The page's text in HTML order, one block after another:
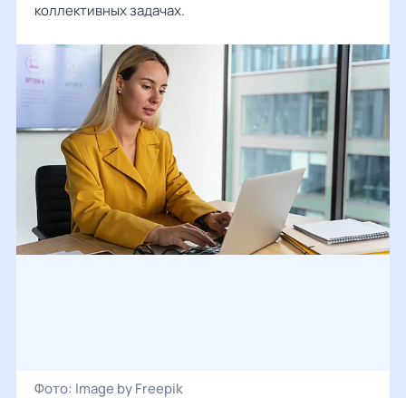
коллективных задачах.
Фото: Image by Freepik